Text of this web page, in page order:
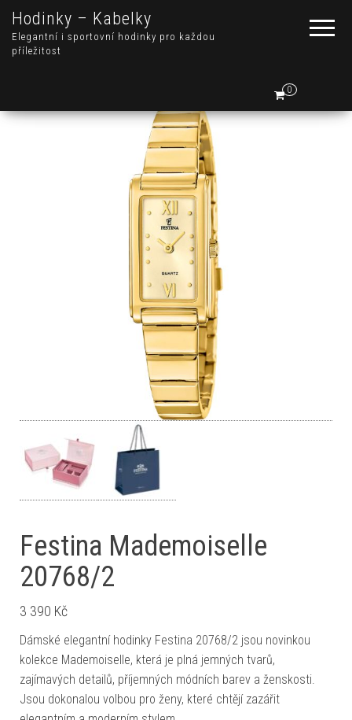
Hodinky – Kabelky
Elegantní i sportovní hodinky pro každou
příležitost
0
Festina Mademoiselle
20768/2
3 390 Kč
Dámské elegantní hodinky Festina 20768/2 jsou novinkou
kolekce Mademoiselle, která je plná jemných tvarů,
zajímavých detailů, příjemných módních barev a ženskosti.
Jsou dokonalou volbou pro ženy, které chtějí zazářit